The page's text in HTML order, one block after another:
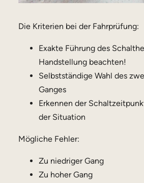
Die Kriterien bei der Fahrprüfung:
Exakte Führung des
Handstellung beachten!
Selbstständige Wahl des
Ganges
Erkennen der
der Situation
Mögliche Fehler:
Zu niedriger Gang
Zu hoher Gang